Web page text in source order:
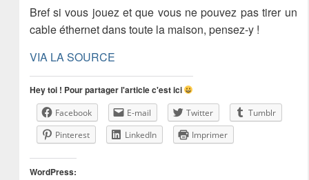
Bref si vous jouez et que vous ne pouvez pas tirer un
cable éthernet dans toute la maison, pensez-y !
VIA LA SOURCE
Hey toi ! Pour partager l'article c'est ici
Facebook E-mail Twitter
Tumblr
Pinterest
LinkedIn Imprimer
WordPress: